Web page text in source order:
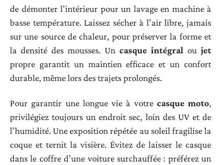
de démonter l’intérieur pour un lavage en machine à
basse température. Laissez sécher à l’air libre, jamais
sur une source de chaleur, pour préserver la forme et
la densité des mousses. Un casque intégral ou jet
propre garantit un maintien efficace et un confort
durable, même lors des trajets prolongés.
Pour garantir une longue vie à votre casque moto,
privilégiez toujours un endroit sec, loin des UV et de
l’humidité. Une exposition répétée au soleil fragilise la
coque et ternit la visière. Évitez de laisser le casque
dans le coffre d’une voiture surchauffée : préférez un